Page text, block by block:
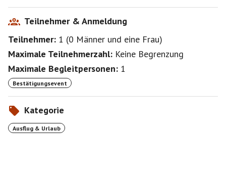
Teilnehmer & Anmeldung
Teilnehmer: 1 (0 Männer und eine Frau)
Maximale Teilnehmerzahl: Keine Begrenzung
Maximale Begleitpersonen: 1
Bestätigungsevent
Kategorie
Ausflug & Urlaub